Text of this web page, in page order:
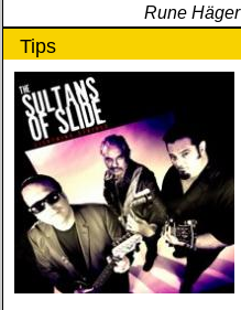
Rune Häger
Tips